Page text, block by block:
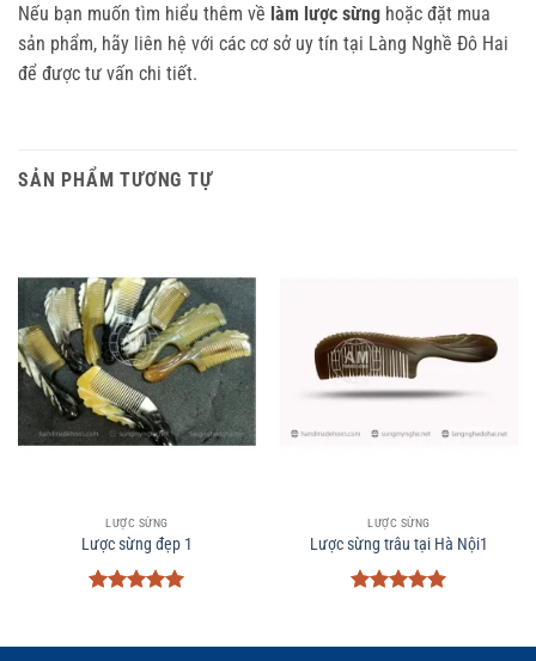
Nếu bạn muốn tìm hiểu thêm về làm lược sừng hoặc đặt mua
sản phẩm, hãy liên hệ với các cơ sở uy tín tại Làng Nghề Đô Hai
để được tư vấn chi tiết.
SẢN PHẨM TƯƠNG TỰ
LƯỢC SỪNG
Lược sừng đẹp 1
sao
LƯỢC SỪNG
Lược sừng trâu tại Hà Nội1
sao